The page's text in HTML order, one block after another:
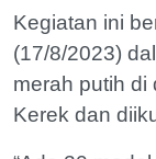
Kegiatan ini
(17/8/2023)
merah putih di
Kerek dan